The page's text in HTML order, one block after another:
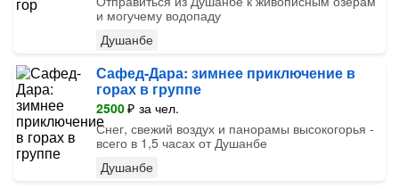
и могучему водопаду
Душанбе
Сафед-Дара: зимнее приключение в
горах в группе
2500₽ за чел.
Снег, свежий воздух и панорамы высокогорья -
всего в 1,5 часах от Душанбе
Душанбе